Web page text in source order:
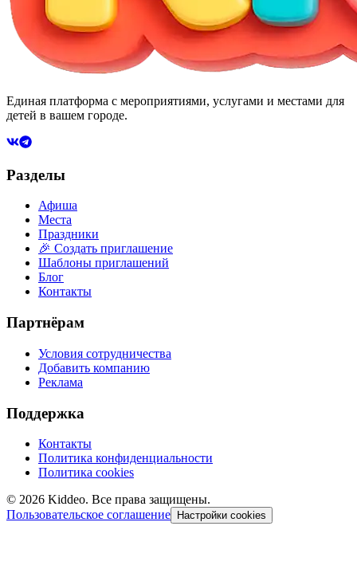
Единая платформа с мероприятиями, услугами и местами для
детей в вашем городе.
Разделы
Афиша
Места
Праздники
🎉 Создать приглашение
Шаблоны приглашений
Блог
Контакты
Партнёрам
Условия сотрудничества
Добавить компанию
Реклама
Поддержка
Контакты
Политика конфиденциальности
Политика cookies
© 2026 Kiddeo. Все права защищены.
Пользовательское соглашение
Настройки cookies